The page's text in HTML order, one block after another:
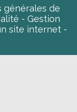
générales de
Gestion
site internet